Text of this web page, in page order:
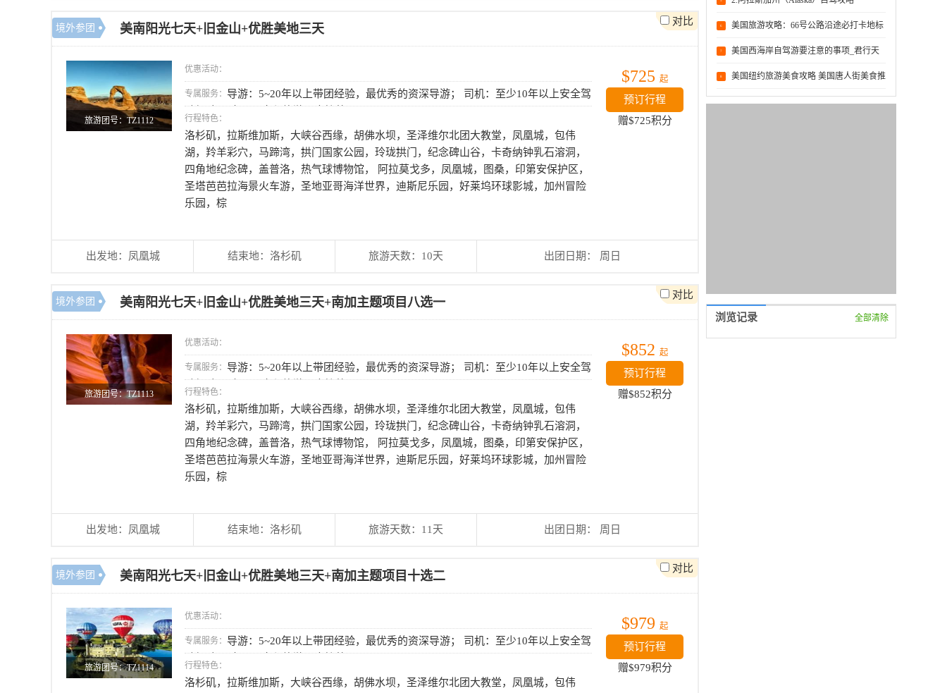
境外参团 美南阳光七天+旧金山+优胜美地三天
旅游团号：TZ1112
优惠活动：
专属服务： 导游：5~20年以上带团经验，最优秀的资深导游； 司机：至少10年以上安全驾
行程特色：
洛杉矶，拉斯维加斯，大峡谷西缘，胡佛水坝，圣泽维尔北团大教堂，凤凰城，包伟
湖，羚羊彩穴，马蹄湾，拱门国家公园，玲珑拱门，纪念碑山谷，卡奇纳钟乳石溶洞，
四角地纪念碑，盖普洛，热气球博物馆， 阿拉莫戈多，凤凰城，图桑，印第安保护区，
圣塔芭芭拉海景火车游，圣地亚哥海洋世界，迪斯尼乐园，好莱坞环球影城，加州冒险
乐园，棕
$725 起
预订行程
赠$725积分
出发地：凤凰城 结束地：洛杉矶 旅游天数：10天 出团日期： 周日
对比
境外参团 美南阳光七天+旧金山+优胜美地三天+南加主题项目八选一
旅游团号：TZ1113
优惠活动：
专属服务： 导游：5~20年以上带团经验，最优秀的资深导游； 司机：至少10年以上安全驾
行程特色：
洛杉矶，拉斯维加斯，大峡谷西缘，胡佛水坝，圣泽维尔北团大教堂，凤凰城，包伟
湖，羚羊彩穴，马蹄湾，拱门国家公园，玲珑拱门，纪念碑山谷，卡奇纳钟乳石溶洞，
四角地纪念碑，盖普洛，热气球博物馆， 阿拉莫戈多，凤凰城，图桑，印第安保护区，
圣塔芭芭拉海景火车游，圣地亚哥海洋世界，迪斯尼乐园，好莱坞环球影城，加州冒险
乐园，棕
$852 起
预订行程
赠$852积分
出发地：凤凰城 结束地：洛杉矶 旅游天数：11天 出团日期： 周日
对比
境外参团 美南阳光七天+旧金山+优胜美地三天+南加主题项目十选二
旅游团号：TZ1114
优惠活动：
专属服务： 导游：5~20年以上带团经验，最优秀的资深导游； 司机：至少10年以上安全驾
行程特色：
洛杉矶，拉斯维加斯，大峡谷西缘，胡佛水坝，圣泽维尔北团大教堂，凤凰城，包伟
$979 起
预订行程
赠$979积分
对比
6 美国旅游攻略：66号公路沿途必打卡地标
性好去处
7 美国西海岸自驾游要注意的事项_君行天
下旅行社
8 美国纽约旅游美食攻略 美国唐人街美食推
荐-君行天下旅游网
浏览记录 全部清除